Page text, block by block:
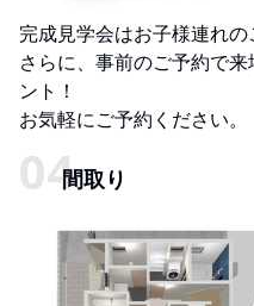
完成見学会はお子様連れの
さらに、事前のご予約で
ント！
お気軽にご予約ください。
間取り